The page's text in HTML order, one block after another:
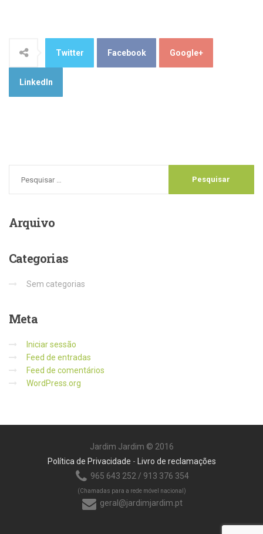
Twitter Facebook Google+
LinkedIn
Arquivo
Categorias
Sem categorias
Meta
Iniciar sessão
Feed de entradas
Feed de comentários
WordPress.org
Jardim Jardim © 2016
Política de Privacidade -
Livro de reclamações
965 643 252 / 913 376 354
(Chamadas para a rede móvel nacional)
geral@jardimjardim.pt